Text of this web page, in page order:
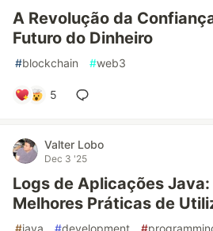
A Revolução da
Futuro do Dinheiro
#blockchain #web3
5
Valter Lobo
Dec 3 '25
Logs de Aplicações
Melhores Práticas de
#java #development #